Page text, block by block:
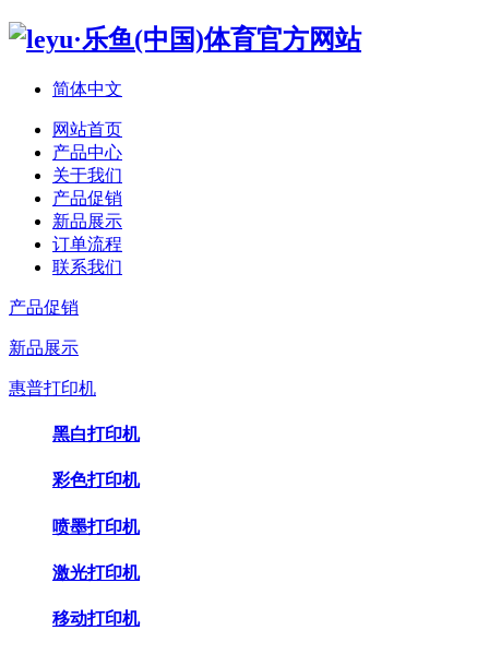
简体中文
网站首页
产品中心
关于我们
产品促销
新品展示
订单流程
联系我们
产品促销
新品展示
惠普打印机
黑白打印机
彩色打印机
喷墨打印机
激光打印机
移动打印机